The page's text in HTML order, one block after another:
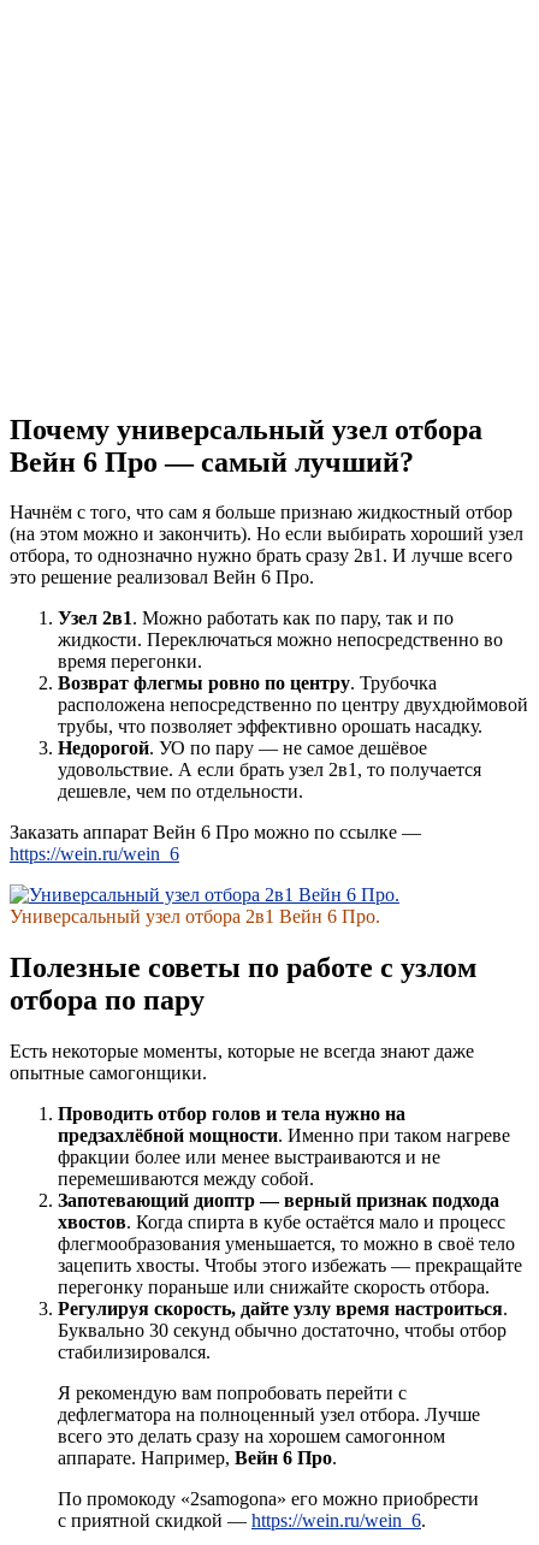
Почему универсальный узел отбора
Вейн 6 Про — самый лучший?
Начнём с того, что сам я больше признаю жидкостный отбор
(на этом можно и закончить). Но если выбирать хороший узел
отбора, то однозначно нужно брать сразу 2в1. И лучше всего
это решение реализовал Вейн 6 Про.
Узел 2в1. Можно работать как по пару, так и по
жидкости. Переключаться можно непосредственно во
время перегонки.
Возврат флегмы ровно по центру. Трубочка
расположена непосредственно по центру двухдюймовой
трубы, что позволяет эффективно орошать насадку.
Недорогой. УО по пару — не самое дешёвое
удовольствие. А если брать узел 2в1, то получается
дешевле, чем по отдельности.
Заказать аппарат Вейн 6 Про можно по ссылке —
https://wein.ru/wein_6
Универсальный узел отбора 2в1 Вейн 6 Про.
Полезные советы по работе с узлом
отбора по пару
Есть некоторые моменты, которые не всегда знают даже
опытные самогонщики.
Проводить отбор голов и тела нужно на
предзахлёбной мощности. Именно при таком нагреве
фракции более или менее выстраиваются и не
перемешиваются между собой.
Запотевающий диоптр — верный признак подхода
хвостов. Когда спирта в кубе остаётся мало и процесс
флегмообразования уменьшается, то можно в своё тело
зацепить хвосты. Чтобы этого избежать — прекращайте
перегонку пораньше или снижайте скорость отбора.
Регулируя скорость, дайте узлу время настроиться.
Буквально 30 секунд обычно достаточно, чтобы отбор
стабилизировался.
Я рекомендую вам попробовать перейти с
дефлегматора на полноценный узел отбора. Лучше
всего это делать сразу на хорошем самогонном
аппарате. Например, Вейн 6 Про.
По промокоду «2samogona» его можно приобрести
с приятной скидкой — https://wein.ru/wein_6.